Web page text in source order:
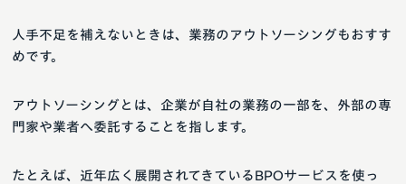
人手不足を補えないときは、業務のアウトソーシングもおすす
めです。
アウトソーシングとは、企業が自社の業務の一部を、外部の専
門家や業者へ委託することを指します。
たとえば、近年広く展開されてきているBPOサービスを使っ